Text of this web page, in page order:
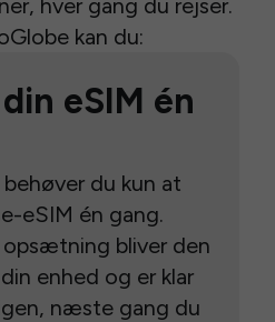
hver gang du rejser.
kan du:
eSIM én
du kun at
eSIM én gang.
bliver den
enhed og er klar
næste gang du